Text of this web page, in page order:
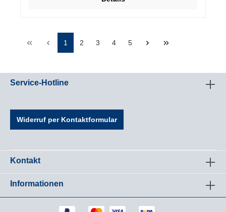
1 2 3 4 5
Service-Hotline
Widerruf per Kontaktformular
Kontakt
Informationen